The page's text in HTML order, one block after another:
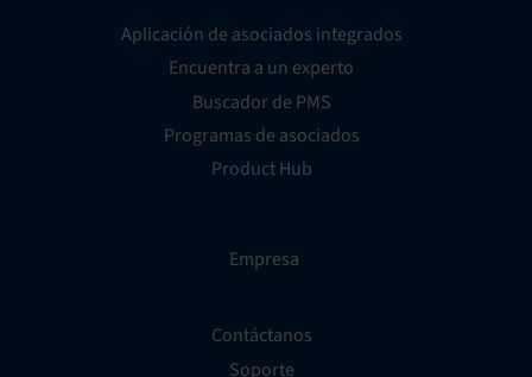
Aplicación de asociados integrados
Encuentra a un experto
Buscador de PMS
Programas de asociados
Product Hub
Empresa
Contáctanos
Soporte